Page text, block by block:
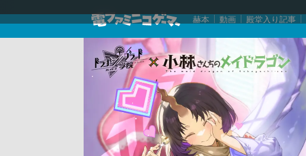
赫本 動画 殿堂入り記事